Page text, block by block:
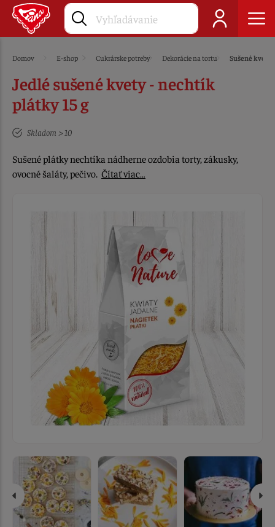
Domov E-shop Cukrárske potreby Dekorácie na tortu Sušené kvety
Jedlé sušené kvety - nechtík
plátky 15 g
Skladom > 10
Sušené plátky nechtíka nádherne ozdobia torty, zákusky,
ovocné šaláty, pečivo. Čítať viac…